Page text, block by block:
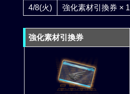
4/8(火)
強化素材引換券 × 1
強化素材引換券